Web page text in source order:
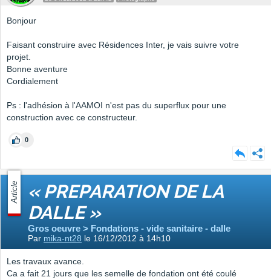
Bonjour
Faisant construire avec Résidences Inter, je vais suivre votre
projet.
Bonne aventure
Cordialement
Ps : l'adhésion à l'AAMOI n'est pas du superflux pour une
construction avec ce constructeur.
0
Article « PREPARATION DE LA
DALLE »
Gros oeuvre > Fondations - vide sanitaire - dalle
Par mika-nt28 le 16/12/2012 à 14h10
Les travaux avance.
Ca a fait 21 jours que les semelle de fondation ont été coulé